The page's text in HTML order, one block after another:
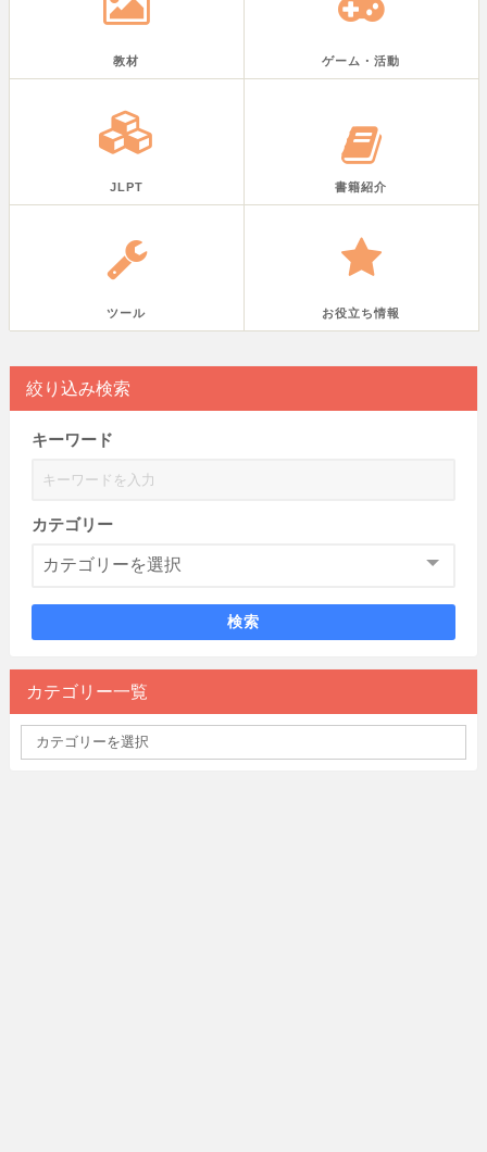
教材 ゲーム・活動
JLPT 書籍紹介
ツール お役立ち情報
絞り込み検索
キーワード
カテゴリー
検索
カテゴリー一覧